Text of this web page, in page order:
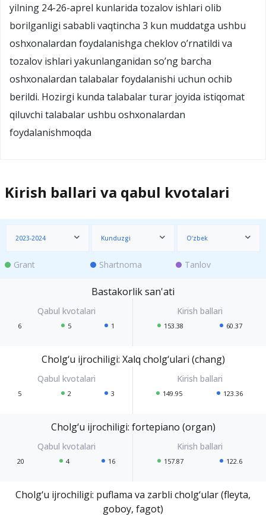
yilning 24-26-aprel kunlarida tozalov ishlari olib
borilganligi sababli vaqtincha 3 kun muddatga ushbu
oshxonalardan foydalanishga cheklov o’rnatildi va
tozalov ishlari yakunlanganidan so’ng barcha
oshxonalardan talabalar foydalanishi uchun ochib
berildi. Hozirgi kunda talabalar turar joyida istiqomat
qiluvchi talabalar ushbu oshxonalardan
foydalanishmoqda
Kirish ballari va qabul kvotalari
2023-2024 Kunduzgi O‘zbek
Grant Shartnoma Tanlov
Bastakorlik san'ati
6 5 1 153.38 60.37
Cholg‘u ijrochiligi: Xalq cholg‘ulari (chang)
5 2 3 149.95 123.36
Cholg‘u ijrochiligi: fortepiano (organ)
20 4 16 157.87 122.6
Cholg‘u ijrochiligi: puflama va zarbli cholg‘ular (fleyta,
goboy, fagot)